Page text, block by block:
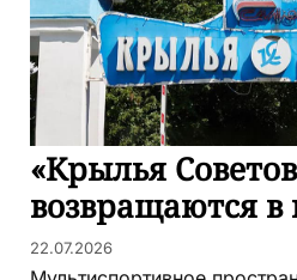
«Крылья
возвращаются в
22.07.2026